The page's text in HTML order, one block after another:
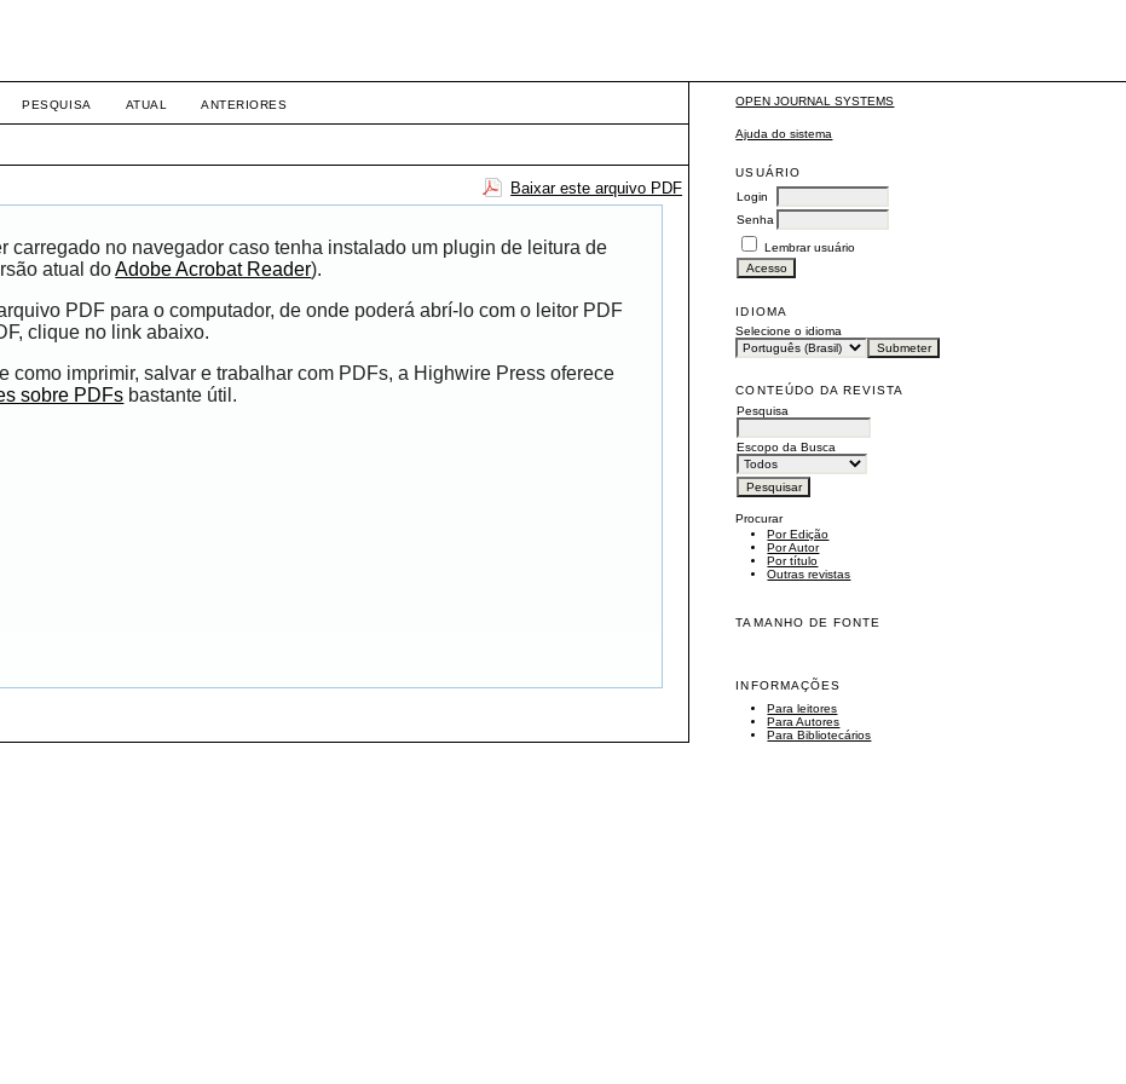
OPEN JOURNAL SYSTEMS
Ajuda do sistema
USUÁRIO
Login
Senha
Lembrar usuário
IDIOMA
Selecione o idioma
CONTEÚDO DA REVISTA
Pesquisa
Escopo da Busca
Procurar
Por Edição
Por Autor
Por título
Outras revistas
TAMANHO DE FONTE
INFORMAÇÕES
Para leitores
Para Autores
Para Bibliotecários
PESQUISA ATUAL ANTERIORES
Baixar este arquivo PDF
carregado no navegador caso tenha instalado um plugin de leitura de
atual doAdobe Acrobat Reader).
PDF para o computador, de onde poderá abrí-lo com o leitor PDF
clique no link abaixo.
como imprimir, salvar e trabalhar com PDFs, a Highwire Press oferece
sobre PDFs bastante útil.